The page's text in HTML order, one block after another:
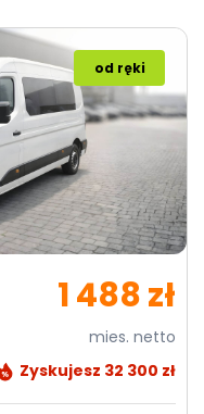
od ręki
1 488 zł
mies. netto
Zyskujesz 32 300 zł